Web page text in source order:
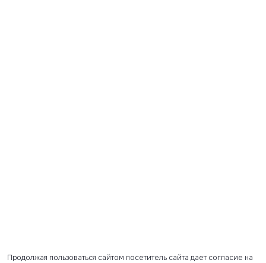
Продолжая пользоваться сайтом посетитель сайта дает согласие на